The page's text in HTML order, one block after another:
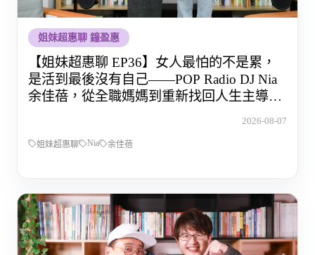
姐妹超惠聊 鐘盈惠
【姐妹超惠聊 EP36】女人最怕的不是累，
是活到最後沒有自己——POP Radio DJ Nia
余佳蓓，從全職媽媽到重新找回人生主導權
2026-08-07
姐妹超惠聊 Nia 余佳蓓